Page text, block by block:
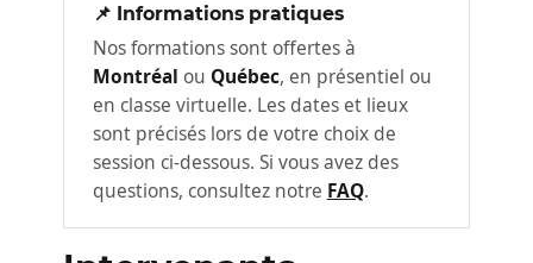
Décortiquer les processus de la
pratique
Les participant·es explorent les processus
qui structurent la gestion des niveaux de
service : définition des cibles, surveillance
des performances, analyse des écarts et
L'accent est mis sur la cohérence entre ce
📌 Informations pratiques
Nos formations sont offertes à
Montréal ou Québec, en présentiel ou
en classe virtuelle. Les dates et lieux
sont précisés lors de votre choix de
session ci-dessous. Si vous avez des
questions, consultez notre FAQ.